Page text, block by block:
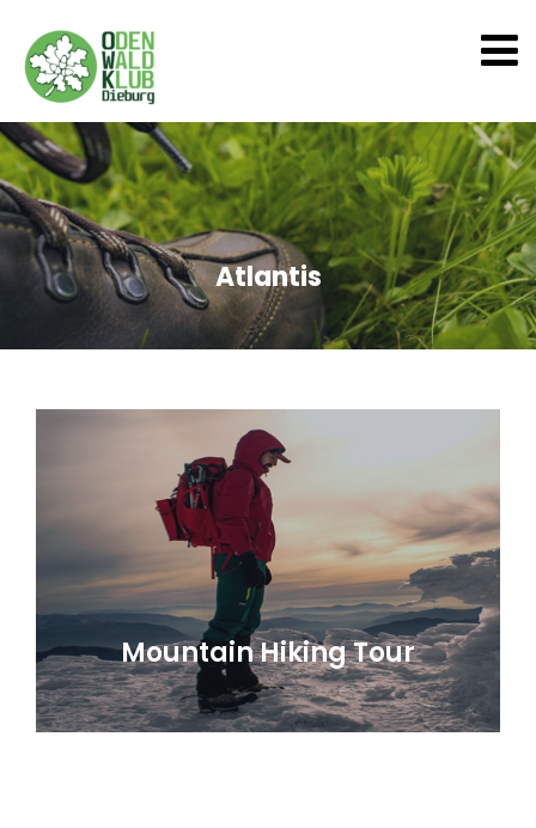
Atlantis
Mountain Hiking Tour